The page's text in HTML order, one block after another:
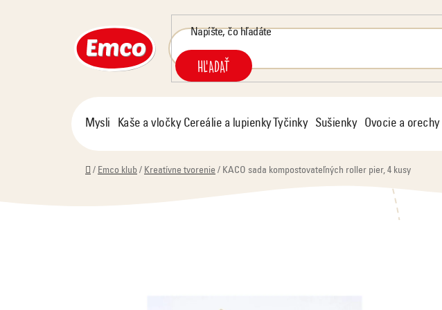
HĽADAŤ
Mysli Kaše a vločky Cereálie a lupienky Tyčinky Sušienky Ovocie a orechy
Domov
/ Emco klub / Kreatívne tvorenie / KACO sada kompostovateľných roller pier, 4 kusy